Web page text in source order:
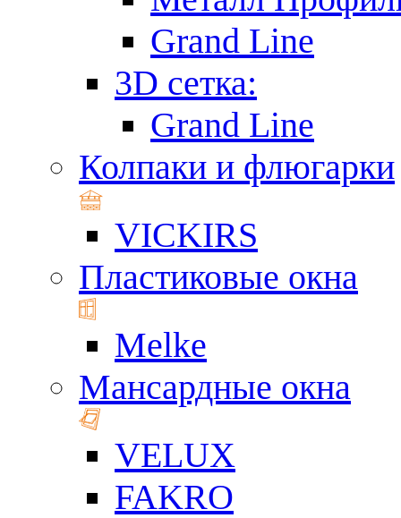
Grand Line
3D сетка:
Grand Line
Колпаки и флюгарки
VICKIRS
Пластиковые окна
Melke
Мансардные окна
VELUX
FAKRO